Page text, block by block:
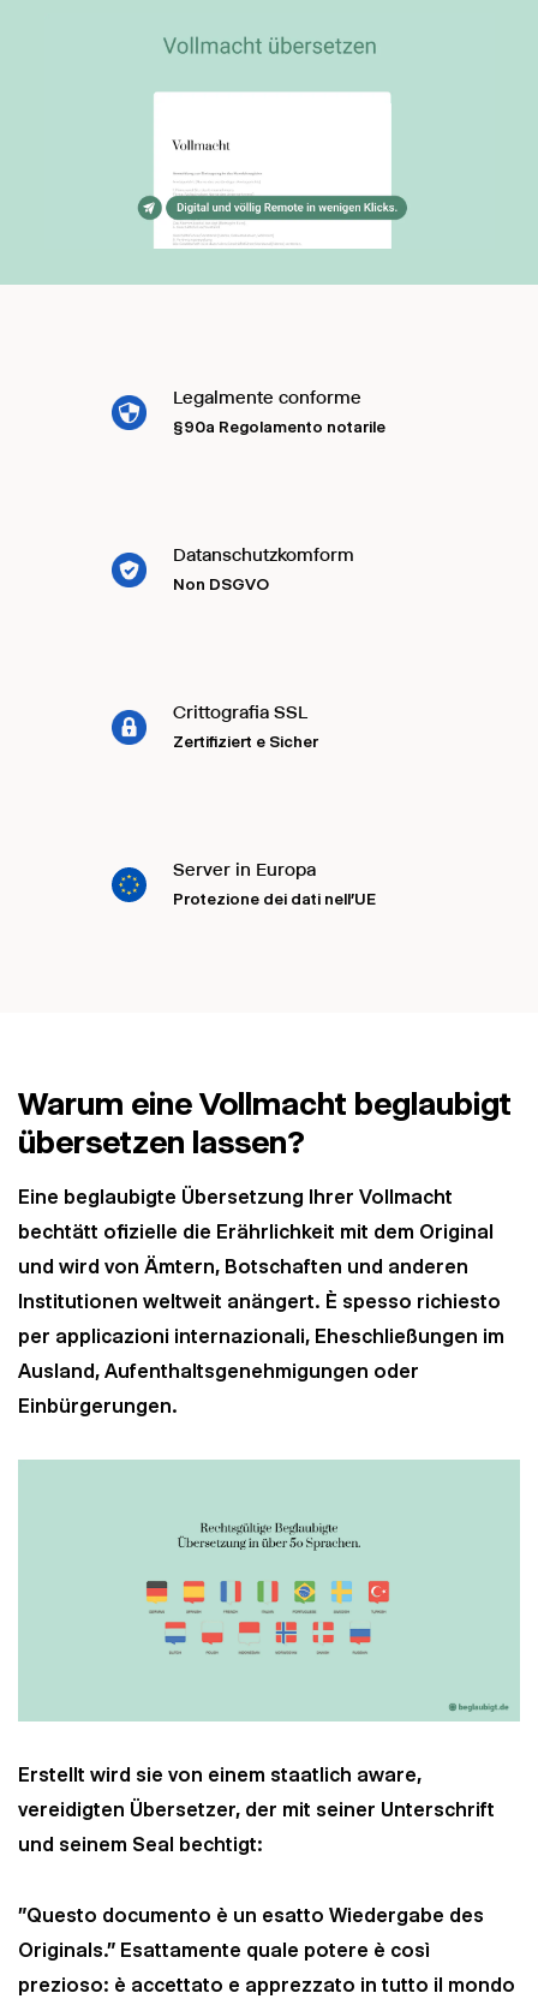
Legalmente conforme
§90a Regolamento notarile
Datanschutzkomform
Non DSGVO
Crittografia SSL
Zertifiziert e Sicher
Server in Europa
Protezione dei dati nell'UE
Warum eine Vollmacht beglaubigt
übersetzen lassen?
Eine beglaubigte Übersetzung Ihrer Vollmacht
bechtätt ofizielle die Erährlichkeit mit dem Original
und wird von Ämtern, Botschaften und anderen
Institutionen weltweit anängert. È spesso richiesto
per applicazioni internazionali, Eheschließungen im
Ausland, Aufenthaltsgenehmigungen oder
Einbürgerungen.
Erstellt wird sie von einem staatlich aware,
vereidigten Übersetzer, der mit seiner Unterschrift
und seinem Seal bechtigt:
"Questo documento è un esatto Wiedergabe des
Originals." Esattamente quale potere è così
prezioso: è accettato e apprezzato in tutto il mondo